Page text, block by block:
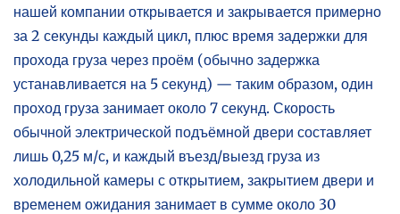
нашей компании открывается и закрывается примерно
за 2 секунды каждый цикл, плюс время задержки для
прохода груза через проём (обычно задержка
устанавливается на 5 секунд) — таким образом, один
проход груза занимает около 7 секунд. Скорость
обычной электрической подъёмной двери составляет
лишь 0,25 м/с, и каждый въезд/выезд груза из
холодильной камеры с открытием, закрытием двери и
временем ожидания занимает в сумме около 30